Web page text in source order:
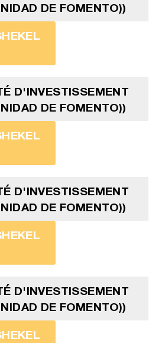
DE FOMENTO))
D'INVESTISSEMENT
DE FOMENTO))
D'INVESTISSEMENT
DE FOMENTO))
D'INVESTISSEMENT
DE FOMENTO))